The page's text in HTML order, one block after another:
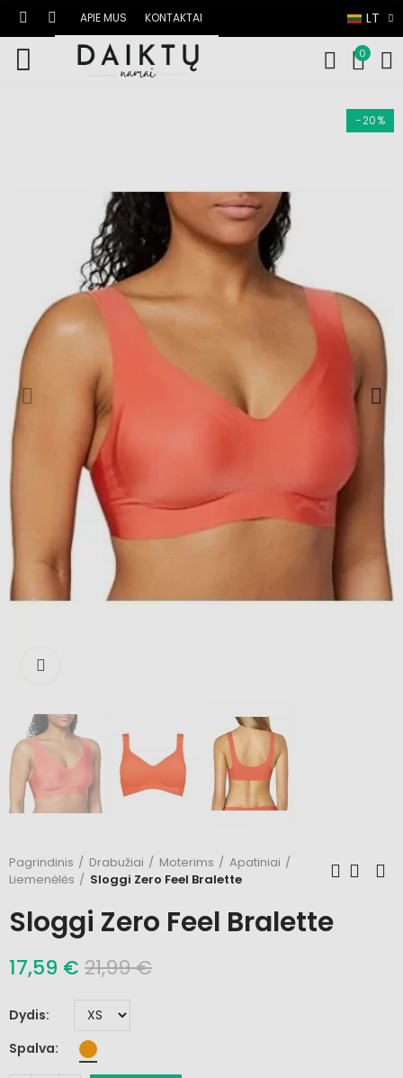
LT
APIE MUS KONTAKTAI
0
−20%
Pagrindinis Drabužiai Moterims
Apatiniai
Liemenėlės
Sloggi Zero Feel Bralette
Sloggi Zero Feel Bralette
17,59 € 21,99 €
Dydis
Spalva